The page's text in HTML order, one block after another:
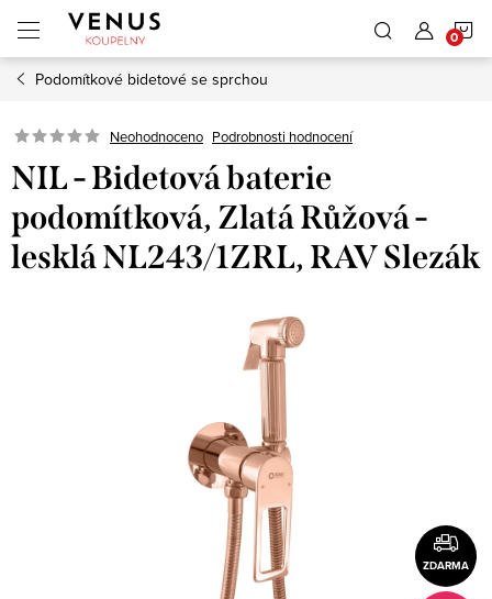
obsah
Podomítkové bidetové se sprchou
Neohodnoceno Podrobnosti hodnocení
NIL - Bidetová baterie
podomítková, Zlatá Růžová -
lesklá NL243/1ZRL, RAV Slezák
ZDARMA